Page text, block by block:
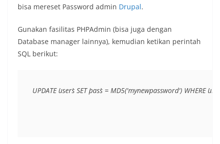
bisa mereset Password admin Drupal.
Gunakan fasilitas PHPAdmin (bisa juga dengan
Database manager lainnya), kemudian ketikan perintah
SQL berikut:
UPDATE `users` SET `pass` = MD5('mynewpassword') WHERE